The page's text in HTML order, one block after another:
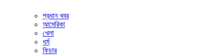
প্রধান খবর
আমেরিকা
খেলা
ধর্ম
ফিচার